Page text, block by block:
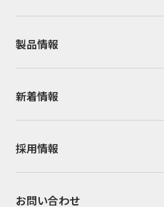
製品情報
新着情報
採用情報
お問い合わせ